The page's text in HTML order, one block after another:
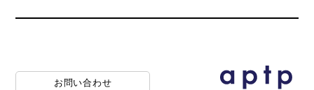
お問い合わせ